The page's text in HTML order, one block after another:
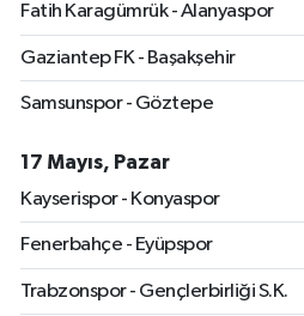
Fatih Karagümrük - Alanyaspor
Gaziantep FK - Başakşehir
Samsunspor - Göztepe
17 Mayıs, Pazar
Kayserispor - Konyaspor
Fenerbahçe - Eyüpspor
Trabzonspor - Gençlerbirliği S.K.